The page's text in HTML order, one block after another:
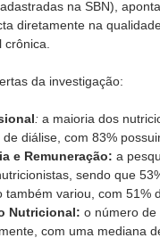
na SBN),
diretamente na
da investigação:
: a maioria dos
diálise, com 83%
e Remuneração: a
sendo que
também variou, com 51%
Nutricional: o número de
com uma mediana